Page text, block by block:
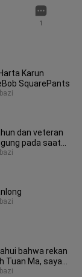
1
Karun
SquarePants
dan veteran
pada saat
bahwa rekan
Tuan Ma, saya
pedang